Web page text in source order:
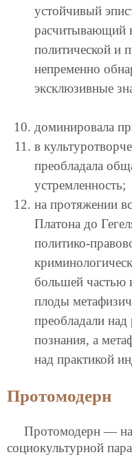
устойчивый
расчитывающий
политической и
непременно
эксклюзивные
доминировала
в
преобладала
устремленность;
на протяжении
Платона до
политико-
большей частью
плоды
преобладали над
познания, а
над практикой
Протомодерн
Протомодерн —
социокультурной